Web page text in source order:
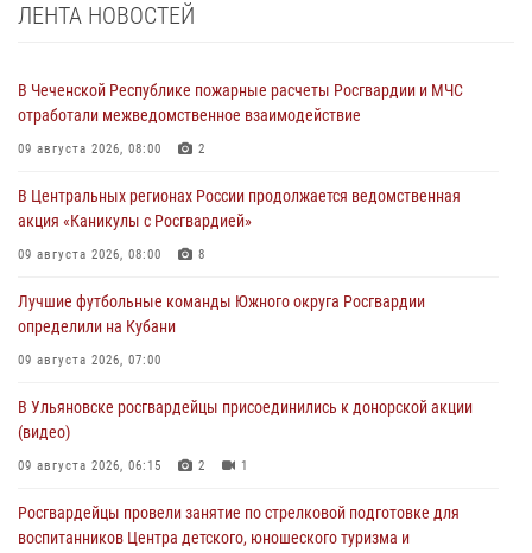
ЛЕНТА НОВОСТЕЙ
В Чеченской Республике пожарные расчеты Росгвардии и МЧС
отработали межведомственное взаимодействие
09 августа 2026, 08:00 2
В Центральных регионах России продолжается ведомственная
акция «Каникулы с Росгвардией»
09 августа 2026, 08:00 8
Лучшие футбольные команды Южного округа Росгвардии
определили на Кубани
09 августа 2026, 07:00
В Ульяновске росгвардейцы присоединились к донорской акции
(видео)
09 августа 2026, 06:15 2 1
Росгвардейцы провели занятие по стрелковой подготовке для
воспитанников Центра детского, юношеского туризма и